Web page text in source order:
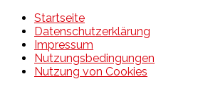
Startseite
Datenschutzerklärung
Impressum
Nutzungsbedingungen
Nutzung von Cookies